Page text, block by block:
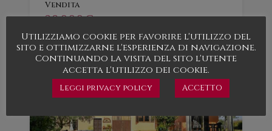
Vendita
39.000€
In evidenza
Utilizziamo cookie per favorire l'utilizzo del
sito e ottimizzarne l'esperienza di navigazione.
Continuando la visita del sito l'utente
accetta l'utilizzo dei cookie.
Leggi privacy policy ACCETTO